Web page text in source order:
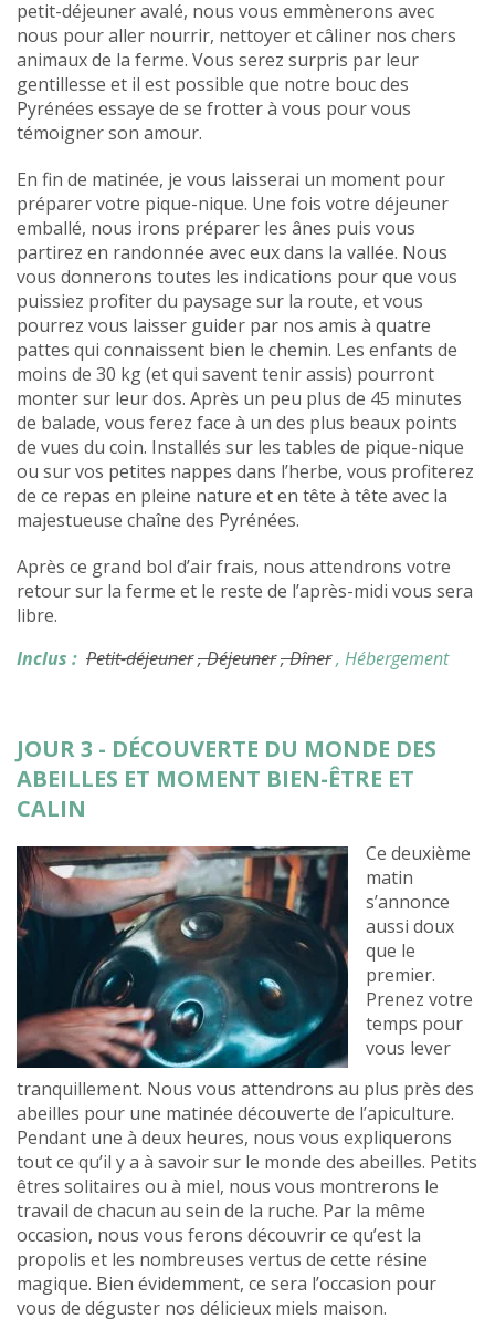
petit-déjeuner avalé, nous vous emmènerons avec
nous pour aller nourrir, nettoyer et câliner nos chers
animaux de la ferme. Vous serez surpris par leur
gentillesse et il est possible que notre bouc des
Pyrénées essaye de se frotter à vous pour vous
témoigner son amour.
En fin de matinée, je vous laisserai un moment pour
préparer votre pique-nique. Une fois votre déjeuner
emballé, nous irons préparer les ânes puis vous
partirez en randonnée avec eux dans la vallée. Nous
vous donnerons toutes les indications pour que vous
puissiez profiter du paysage sur la route, et vous
pourrez vous laisser guider par nos amis à quatre
pattes qui connaissent bien le chemin. Les enfants de
moins de 30 kg (et qui savent tenir assis) pourront
monter sur leur dos. Après un peu plus de 45 minutes
de balade, vous ferez face à un des plus beaux points
de vues du coin. Installés sur les tables de pique-nique
ou sur vos petites nappes dans l’herbe, vous profiterez
de ce repas en pleine nature et en tête à tête avec la
majestueuse chaîne des Pyrénées.
Après ce grand bol d’air frais, nous attendrons votre
retour sur la ferme et le reste de l’après-midi vous sera
libre.
Inclus : Petit-déjeuner, Déjeuner, Dîner, Hébergement
JOUR 3 - DÉCOUVERTE DU MONDE DES
ABEILLES ET MOMENT BIEN-ÊTRE ET
CALIN
Ce deuxième
matin
s’annonce
aussi doux
que le
premier.
Prenez votre
temps pour
vous lever
tranquillement. Nous vous attendrons au plus près des
abeilles pour une matinée découverte de l’apiculture.
Pendant une à deux heures, nous vous expliquerons
tout ce qu’il y a à savoir sur le monde des abeilles. Petits
êtres solitaires ou à miel, nous vous montrerons le
travail de chacun au sein de la ruche. Par la même
occasion, nous vous ferons découvrir ce qu’est la
propolis et les nombreuses vertus de cette résine
magique. Bien évidemment, ce sera l’occasion pour
vous de déguster nos délicieux miels maison.